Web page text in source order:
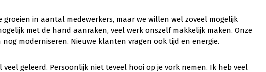
groeien in aantal medewerkers, maar we willen wel zoveel mogelijk
met de hand aanraken, veel werk onszelf makkelijk maken. Onze
moderniseren. Nieuwe klanten vragen ook tijd en energie.
veel geleerd. Persoonlijk niet teveel hooi op je vork nemen. Ik heb veel